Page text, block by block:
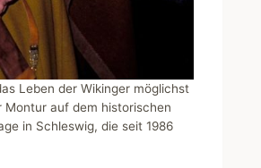
Leben der Wikinger möglichst
Montur auf dem historischen
in Schleswig, die seit 1986